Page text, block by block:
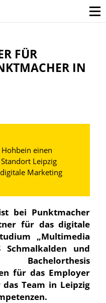
FÜR
IN
einen
Leipzig
Marketing
bei Punktmacher
für das digitale
„Multimedia
und
für das Employer
Team in Leipzig